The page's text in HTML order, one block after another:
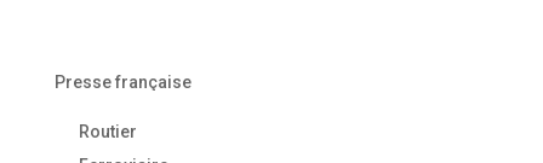
Presse française
Routier